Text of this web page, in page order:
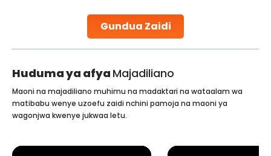
Gundua Zaidi
collected, they process the
Huduma ya afya Majadiliano
Maoni na majadiliano muhimu na madaktari na wataalam wa
matibabu wenye uzoefu zaidi nchini pamoja na maoni ya
wagonjwa kwenye jukwaa letu.